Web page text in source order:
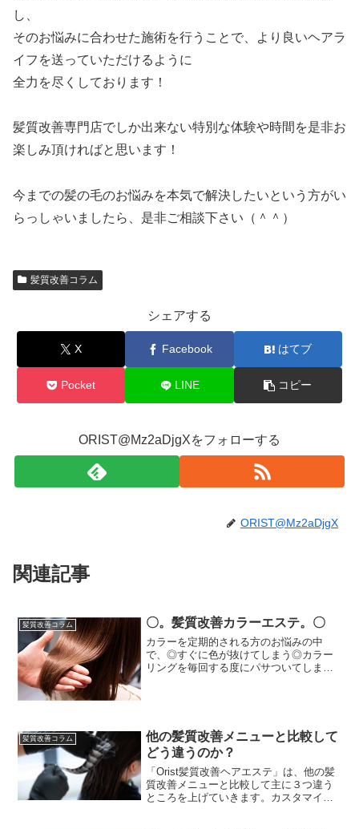
し、
そのお悩みに合わせた施術を行うことで、より良いヘアラ
イフを送っていただけるように
全力を尽くしております！
髪質改善専門店でしか出来ない特別な体験や時間を是非お
楽しみ頂ければと思います！
今までの髪の毛のお悩みを本気で解決したいという方がい
らっしゃいましたら、是非ご相談下さい（＾＾）
髪質改善コラム
シェアする
X Facebook はてブ
Pocket LINE コピー
ORIST@Mz2aDjgXをフォローする
ORIST@Mz2aDjgX
関連記事
髪質改善コラム 〇。髪質改善カラーエステ。〇
カラーを定期的される方のお悩みの中
で、◎すぐに色が抜けてしまう◎カラー
リングを毎回する度にパサついてしまう
髪質改善コラム
他の髪質改善メニューと比較して
どう違うのか？
「Orist髪質改善ヘアエステ」は、他の髪
質改善メニューと比較して主に３つ違う
ところを上げていきます。カスタマイズ